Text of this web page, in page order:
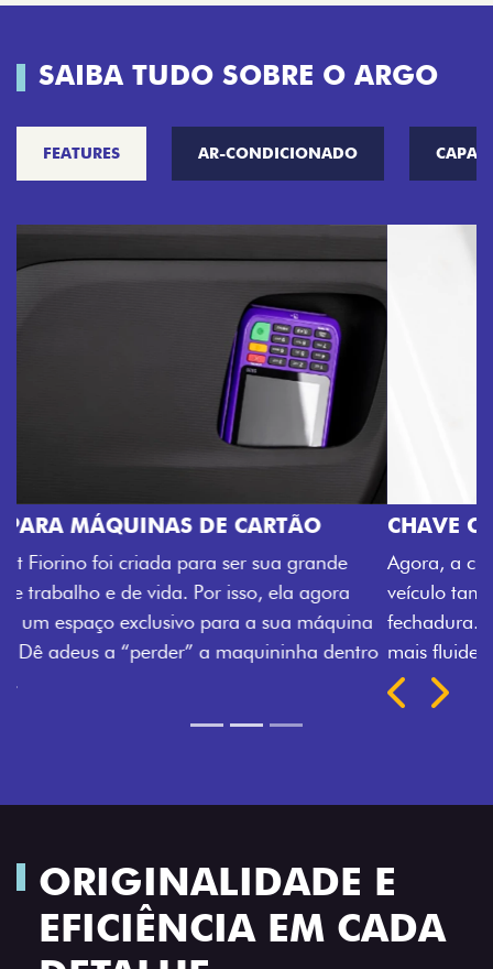
SAIBA TUDO SOBRE O ARGO
FEATURES AR-CONDICIONADO
CHAVE COM TELECOMANDO
Agora, a chave da sua nova Fiorino pode abrir o
veículo também à distância, e não mais somente pela
fechadura. São detalhes como esse que trazem ainda
mais fluidez para o seu dia de trabalho.
EFICIÊNCIA EM CADA
DETALHE